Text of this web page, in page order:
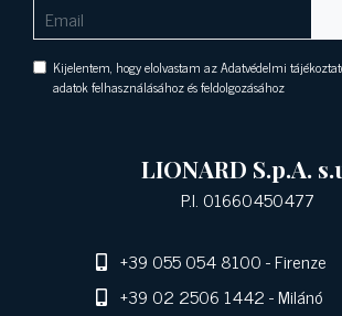
Kijelentem, hogy elolvastam az Adatvédelmi
adatok felhasználásához és feldolgozásához
LIONARD S.p.A.
P.I. 01660450477
+39 055 054 8100- Firenze
+39 02 2506 1442- Milánó